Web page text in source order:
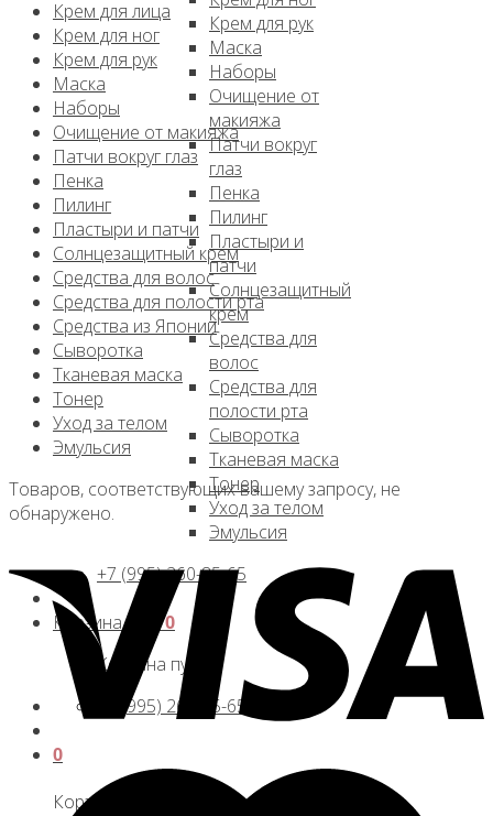
Крем для рук
Маска
Наборы
Очищение от
макияжа
Патчи вокруг
глаз
Пенка
Пилинг
Пластыри и
патчи
Солнцезащитный
крем
Средства для
волос
Средства для
полости рта
Сыворотка
Тканевая маска
Тонер
Уход за телом
Эмульсия
+7 (995) 260-85-65
Корзина /
0
Корзина пуста.
+7 (995) 260-85-65
0
Корзина
Крем для лица
Крем для ног
Крем для рук
Маска
Наборы
Очищение от макияжа
Патчи вокруг глаз
Пенка
Пилинг
Пластыри и патчи
Солнцезащитный крем
Средства для волос
Средства для полости рта
Средства из Японии
Сыворотка
Тканевая маска
Тонер
Уход за телом
Эмульсия
Товаров, соответствующих вашему запросу, не
обнаружено.